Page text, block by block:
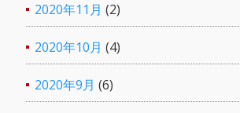
2020年11月 (2)
2020年10月 (4)
2020年9月 (6)